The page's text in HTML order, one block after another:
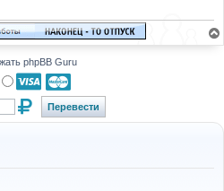
phpBB Guru